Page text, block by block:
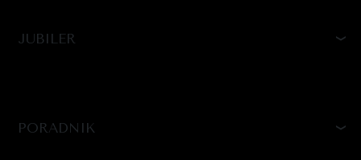
JUBILER
PORADNIK